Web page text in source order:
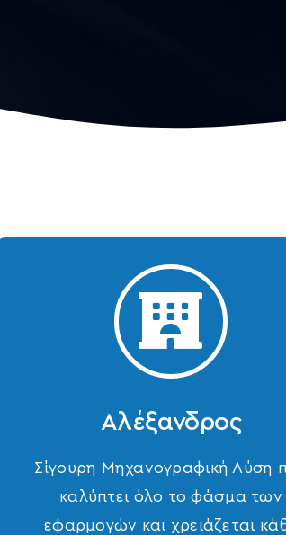
Αλέξανδρος
Σίγουρη Μηχανογραφική Λύση
καλύπτει όλο το φάσμα των
εφαρμογών και χρειάζεται